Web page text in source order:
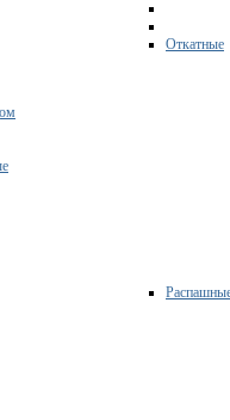
Откатные